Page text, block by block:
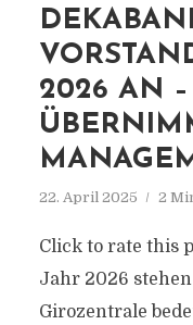
2026 AN
22. April 2025 2
Click to rate this
Jahr 2026
Girozentrale